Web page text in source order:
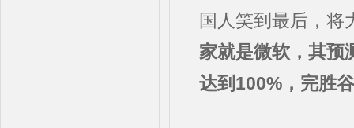
国人笑到最后，将
家就是微软，其预
达到100%，完胜